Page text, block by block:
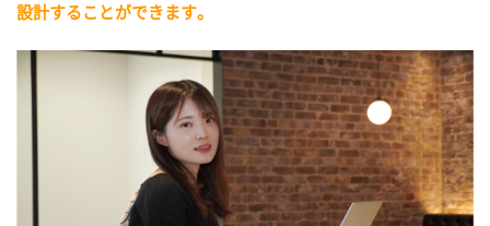
設計することができます。